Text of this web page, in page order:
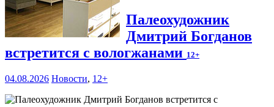
Палеохудожник
Дмитрий Богданов
встретится с вологжанами 12+
04.08.2026 Новости, 12+